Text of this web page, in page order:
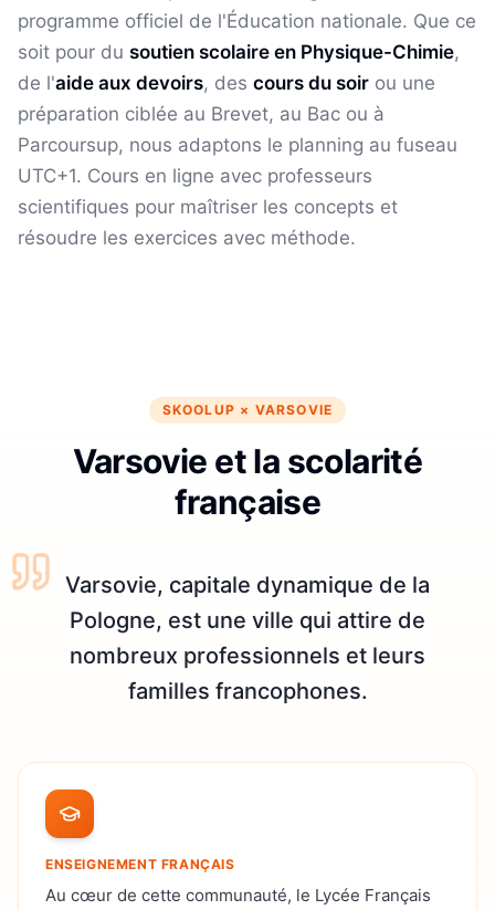
programme officiel de l'Éducation nationale. Que ce
soit pour du soutien scolaire en Physique-Chimie,
de l'aide aux devoirs, des cours du soir ou une
préparation ciblée au Brevet, au Bac ou à
Parcoursup, nous adaptons le planning au fuseau
UTC+1. Cours en ligne avec professeurs
scientifiques pour maîtriser les concepts et
résoudre les exercices avec méthode.
SKOOLUP × VARSOVIE
Varsovie et la scolarité
française
Varsovie, capitale dynamique de la
Pologne, est une ville qui attire de
nombreux professionnels et leurs
familles francophones.
ENSEIGNEMENT FRANÇAIS
Au cœur de cette communauté, le Lycée Français